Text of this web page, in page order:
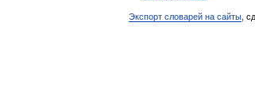
Экспорт словарей на сайты ,